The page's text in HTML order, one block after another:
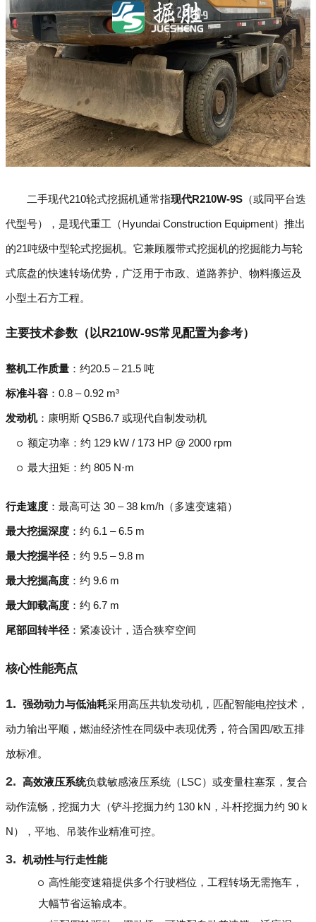
二手现代210轮式挖掘机通常指现代R210W-9S （或同平台迭
代型号），是现代重工（Hyundai Construction Equipment）推出
的21吨级中型轮式挖掘机。它兼顾履带式挖掘机的挖掘能力与轮
式底盘的快速转场优势，广泛用于市政、道路养护、物料搬运及
小型土石方工程。
主要技术参数（以R210W-9S常见配置为参考）
整机工作质量 ：约20.5 – 21.5 吨
标准斗容 ：0.8 – 0.92 m³
发动机：康明斯 QSB6.7 或现代自制发动机
额定功率：约 129 kW / 173 HP @ 2000 rpm
最大扭矩：约 805 N·m
行走速度 ：最高可达 30 – 38 km/h（多速变速箱）
最大挖掘深度 ：约 6.1 – 6.5 m
最大挖掘半径 ：约 9.5 – 9.8 m
最大挖掘高度 ：约 9.6 m
最大卸载高度 ：约 6.7 m
尾部回转半径 ：紧凑设计，适合狭窄空间
核心性能亮点
强劲动力与低油耗采用高压共轨发动机，匹配智能电控技术，
动力输出平顺，燃油经济性在同级中表现优秀，符合国四/欧五排
放标准。
高效液压系统负载敏感液压系统（LSC）或变量柱塞泵，复合
动作流畅，挖掘力大（铲斗挖掘力约 130 kN，斗杆挖掘力约 90 k
N），平地、吊装作业精准可控。
机动性与行走性能
高性能变速箱提供多个行驶档位，工程转场无需拖车，
大幅节省运输成本。